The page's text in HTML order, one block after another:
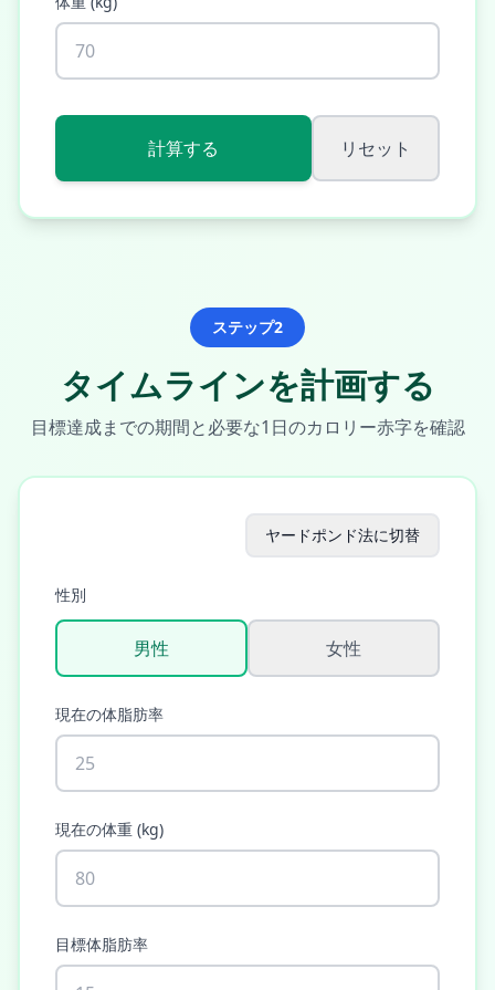
計算する リセット
ステップ2
タイムラインを計画する
目標達成までの期間と必要な1日のカロリー赤字を確認
ヤードポンド法に切替
性別
男性 女性
現在の体脂肪率
現在の体重 (kg)
目標体脂肪率